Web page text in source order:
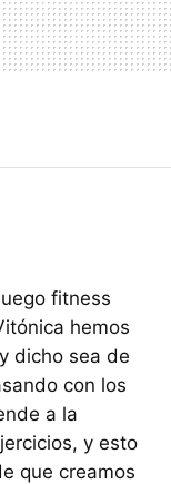
fitness
hemos
dicho sea de
con los
a la
y esto
que creamos